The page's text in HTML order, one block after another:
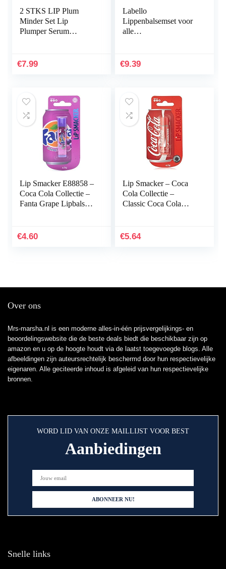
2 STKS LIP Plum
Minder Set Lip
Plumper Serum
Lip Enhancer Plulper
€7.99
Labello
Lippenbalsemset voor
alle
vochtinbrengende
€9.39
Lip Smacker E88858 –
Coca Cola Collectie –
Fanta Grape Lipbalsem
Cadeau voor Uw…
€4.60
Lip Smacker – Coca
Cola Collectie –
Classic Coca Cola
Cola Smaak – Leuk
€5.64
Over ons
Mrs-marsha.nl is een moderne alles-in-één prijsvergelijkings- en
beoordelingswebsite die de beste deals biedt die beschikbaar zijn op
amazon en u op de hoogte houdt via de laatst toegevoegde blogs. Alle
afbeeldingen zijn auteursrechtelijk beschermd door hun respectievelijke
eigenaren. Alle geciteerde inhoud is afgeleid van hun respectievelijke
bronnen.
WORD LID VAN ONZE MAILLIJST VOOR BEST
Aanbiedingen
Snelle links